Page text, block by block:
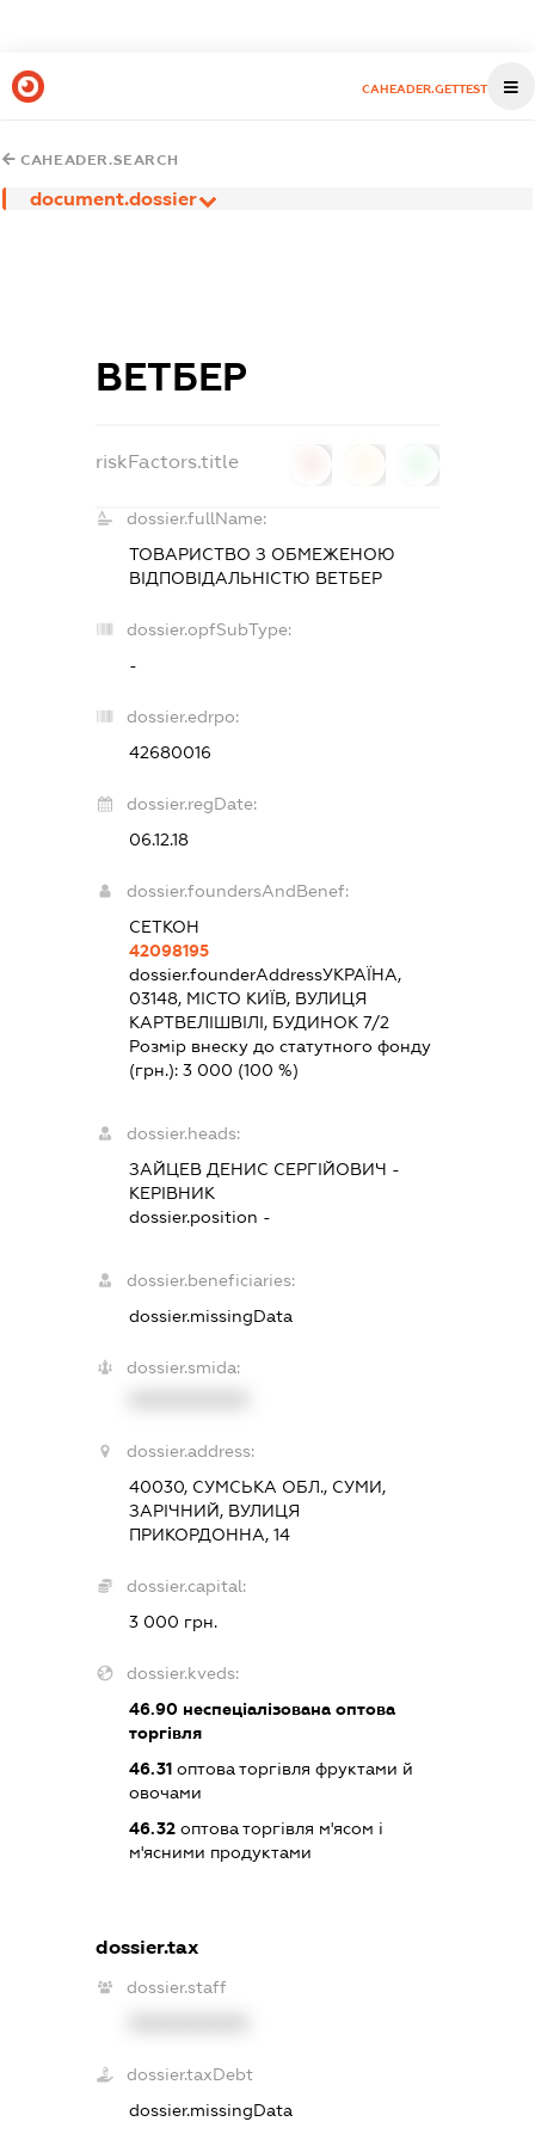
CAHEADER.GETTEST
CAHEADER.SEARCH
document.dossier
ВЕТБЕР
riskFactors.title
dossier.fullName:
ТОВАРИСТВО З ОБМЕЖЕНОЮ
ВІДПОВІДАЛЬНІСТЮ ВЕТБЕР
dossier.opfSubType:
-
dossier.edrpo:
42680016
dossier.regDate:
06.12.18
dossier.foundersAndBenef:
СЕТКОН
42098195
dossier.founderAddressУКРАЇНА,
03148, МІСТО КИЇВ, ВУЛИЦЯ
КАРТВЕЛІШВІЛІ, БУДИНОК 7/2
Розмір внеску до статутного фонду
(грн.):3 000 (100 %)
dossier.heads:
ЗАЙЦЕВ ДЕНИС СЕРГІЙОВИЧ -
КЕРІВНИК
dossier.position -
dossier.beneficiaries:
dossier.missingData
dossier.smida:
dossier.address:
40030, СУМСЬКА ОБЛ., СУМИ,
ЗАРІЧНИЙ, ВУЛИЦЯ
ПРИКОРДОННА, 14
dossier.capital:
3 000 грн.
dossier.kveds:
46.90 неспеціалізована оптова
торгівля
46.31 оптова торгівля фруктами й
овочами
46.32 оптова торгівля м'ясом і
м'ясними продуктами
dossier.tax
dossier.staff
dossier.taxDebt
dossier.missingData